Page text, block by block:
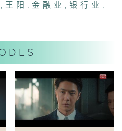
, 王阳 , 金融业 , 银行业 ,